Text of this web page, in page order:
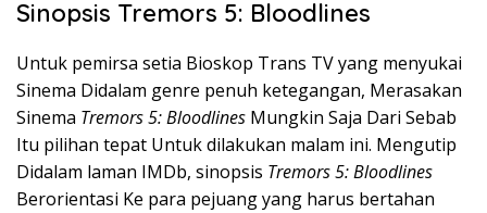
Sinopsis Tremors 5: Bloodlines
Untuk pemirsa setia Bioskop Trans TV yang menyukai
Sinema Didalam genre penuh ketegangan, Merasakan
Sinema Tremors 5: Bloodlines Mungkin Saja Dari Sebab
Itu pilihan tepat Untuk dilakukan malam ini. Mengutip
Didalam laman IMDb, sinopsis Tremors 5: Bloodlines
Berorientasi Ke para pejuang yang harus bertahan